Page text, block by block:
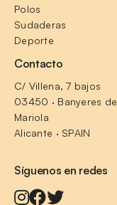
Polos
Sudaderas
Deporte
Contacto
C/ Villena, 7 bajos
03450 · Banyeres de
Mariola
Alicante · SPAIN
Síguenos en redes